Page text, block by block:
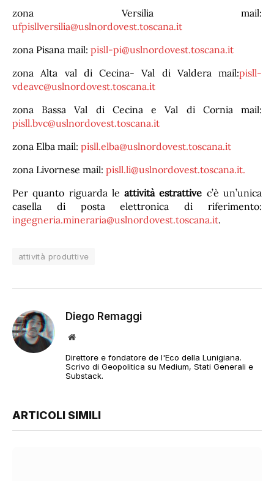
zona Versilia mail:
ufpisllversilia@uslnordovest.toscana.it
zona Pisana mail: pisll-pi@uslnordovest.toscana.it
zona Alta val di Cecina- Val di Valdera mail:pisll-
vdeavc@uslnordovest.toscana.it
zona Bassa Val di Cecina e Val di Cornia mail:
pisll.bvc@uslnordovest.toscana.it
zona Elba mail: pisll.elba@uslnordovest.toscana.it
zona Livornese mail: pisll.li@uslnordovest.toscana.it.
Per quanto riguarda leattività estrattive c’è un’unica
casella di posta elettronica di riferimento:
ingegneria.mineraria@uslnordovest.toscana.it.
attività produttive
Diego Remaggi
Sito
Direttore e fondatore de l'Eco della Lunigiana.
Scrivo di Geopolitica su Medium, Stati Generali e
Substack.
ARTICOLI SIMILI